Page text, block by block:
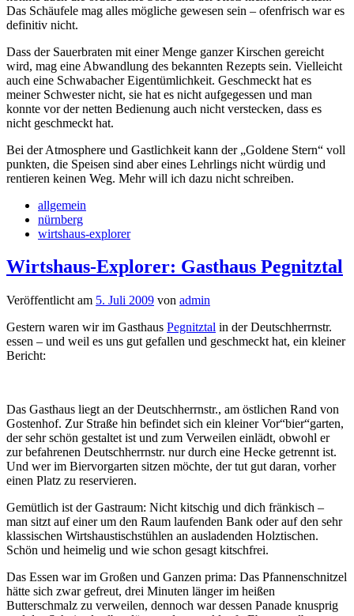
Das Schäufele mag alles mögliche gewesen sein – ofenfrisch war es
definitiv nicht.
Dass der Sauerbraten mit einer Menge ganzer Kirschen gereicht
wird, mag eine Abwandlung des bekannten Rezepts sein. Vielleicht
auch eine Schwabacher Eigentümlichkeit. Geschmeckt hat es
meiner Schwester nicht, sie hat es nicht aufgegessen und man
konnte vor der netten Bedienung auch nicht verstecken, dass es
nicht geschmeckt hat.
Bei der Atmosphere und Gastlichkeit kann der „Goldene Stern“ voll
punkten, die Speisen sind aber eines Lehrlings nicht würdig und
rentieren keinen Weg. Mehr will ich dazu nicht schreiben.
allgemein
nürnberg
wirtshaus-explorer
Wirtshaus-Explorer: Gasthaus Pegnitztal
Veröffentlicht am 5. Juli 2009 von admin
Gestern waren wir im Gasthaus Pegnitztal in der Deutschherrnstr.
essen – und weil es uns gut gefallen und geschmeckt hat, ein kleiner
Bericht:
Das Gasthaus liegt an der Deutschherrnstr., am östlichen Rand von
Gostenhof. Zur Straße hin befindet sich ein kleiner Vor“bier“garten,
der sehr schön gestaltet ist und zum Verweilen einlädt, obwohl er
zur befahrenen Deutschherrnstr. nur durch eine Hecke getrennt ist.
Und wer im Biervorgarten sitzen möchte, der tut gut daran, vorher
einen Platz zu reservieren.
Gemütlich ist der Gastraum: Nicht kitschig und dich fränkisch –
man sitzt auf einer um den Raum laufenden Bank oder auf den sehr
klassischen Wirtshaustischstühlen an ausladenden Holztischen.
Schön und heimelig und wie schon gesagt kitschfrei.
Das Essen war im Großen und Ganzen prima: Das Pfannenschnitzel
hätte sich zwar gefreut, drei Minuten länger im heißen
Butterschmalz zu verweilen, dennoch war dessen Panade knusprig